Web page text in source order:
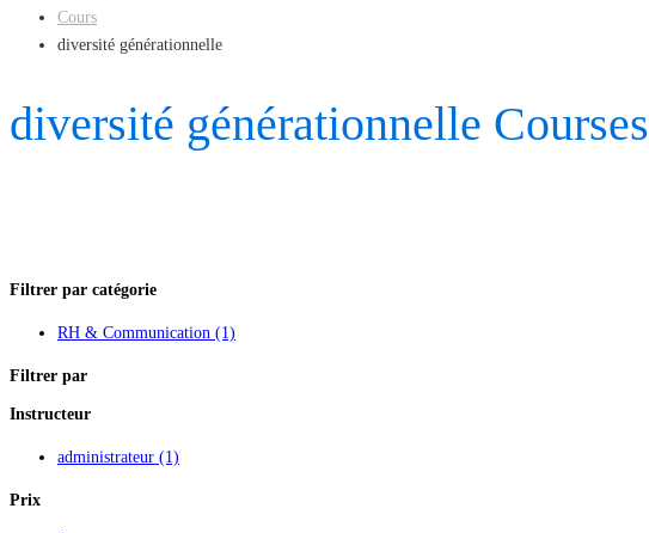
Cours
diversité générationnelle
diversité générationnelle Courses
Filtrer par catégorie
RH & Communication (1)
Filtrer par
Instructeur
administrateur (1)
Prix